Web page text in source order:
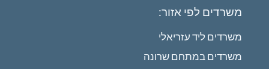
משרדים לפי אזור:
משרדים ליד עזריאלי
משרדים במתחם שרונה